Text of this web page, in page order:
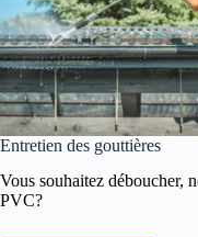
Entretien des gouttières
Vous souhaitez déboucher,
PVC?